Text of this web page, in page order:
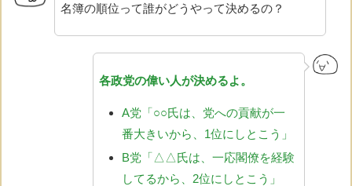
名簿の順位って誰がどうやって決めるの？
各政党の偉い人が決めるよ。
A党「○○氏は、党への貢献が一
番大きいから、1位にしとこう」
B党「△△氏は、一応閣僚を経験
してるから、2位にしとこう」